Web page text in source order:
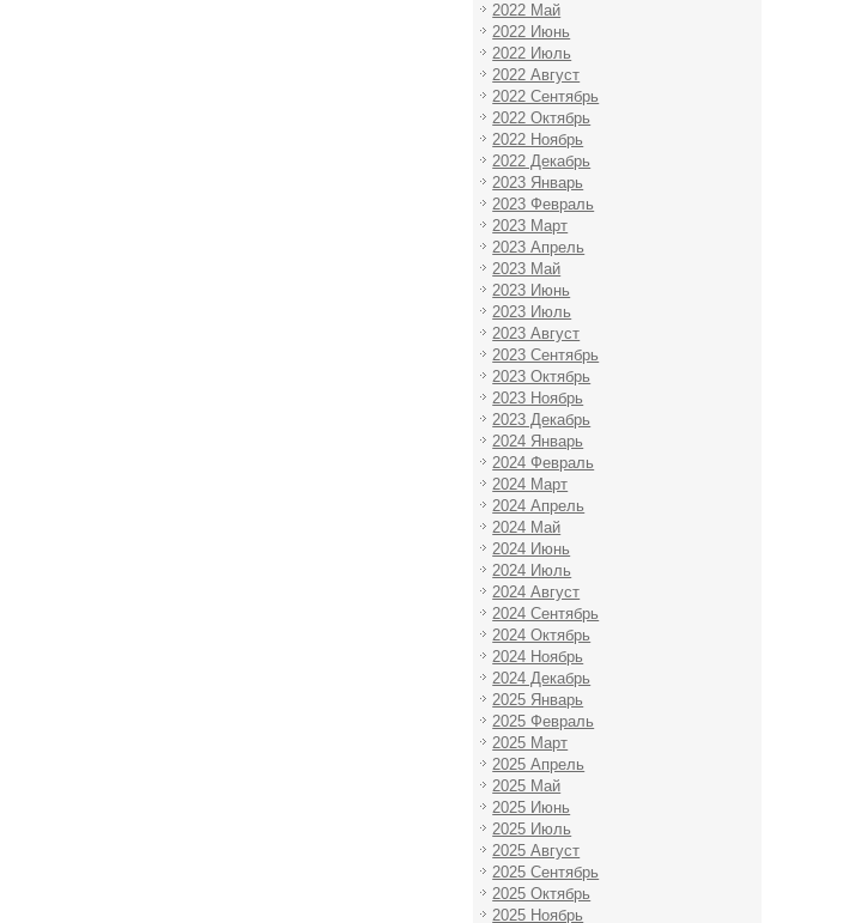
2022 Май
2022 Июнь
2022 Июль
2022 Август
2022 Сентябрь
2022 Октябрь
2022 Ноябрь
2022 Декабрь
2023 Январь
2023 Февраль
2023 Март
2023 Апрель
2023 Май
2023 Июнь
2023 Июль
2023 Август
2023 Сентябрь
2023 Октябрь
2023 Ноябрь
2023 Декабрь
2024 Январь
2024 Февраль
2024 Март
2024 Апрель
2024 Май
2024 Июнь
2024 Июль
2024 Август
2024 Сентябрь
2024 Октябрь
2024 Ноябрь
2024 Декабрь
2025 Январь
2025 Февраль
2025 Март
2025 Апрель
2025 Май
2025 Июнь
2025 Июль
2025 Август
2025 Сентябрь
2025 Октябрь
2025 Ноябрь